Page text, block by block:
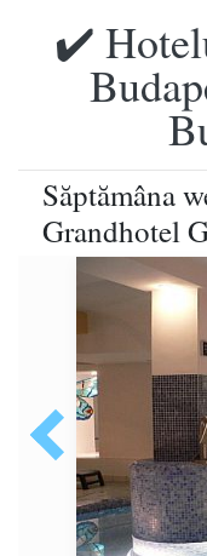
✔️
Săptămâna
Grandhotel